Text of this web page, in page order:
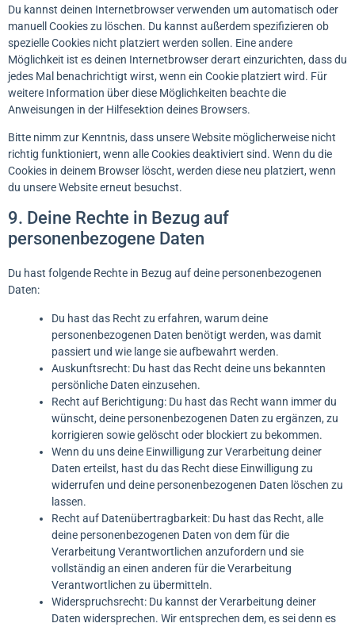
Du kannst deinen Internetbrowser verwenden um automatisch oder
manuell Cookies zu löschen. Du kannst außerdem spezifizieren ob
spezielle Cookies nicht platziert werden sollen. Eine andere
Möglichkeit ist es deinen Internetbrowser derart einzurichten, dass du
jedes Mal benachrichtigt wirst, wenn ein Cookie platziert wird. Für
weitere Information über diese Möglichkeiten beachte die
Anweisungen in der Hilfesektion deines Browsers.
Bitte nimm zur Kenntnis, dass unsere Website möglicherweise nicht
richtig funktioniert, wenn alle Cookies deaktiviert sind. Wenn du die
Cookies in deinem Browser löscht, werden diese neu platziert, wenn
du unsere Website erneut besuchst.
9. Deine Rechte in Bezug auf
personenbezogene Daten
Du hast folgende Rechte in Bezug auf deine personenbezogenen
Daten:
Du hast das Recht zu erfahren, warum deine
personenbezogenen Daten benötigt werden, was damit
passiert und wie lange sie aufbewahrt werden.
Auskunftsrecht: Du hast das Recht deine uns bekannten
persönliche Daten einzusehen.
Recht auf Berichtigung: Du hast das Recht wann immer du
wünscht, deine personenbezogenen Daten zu ergänzen, zu
korrigieren sowie gelöscht oder blockiert zu bekommen.
Wenn du uns deine Einwilligung zur Verarbeitung deiner
Daten erteilst, hast du das Recht diese Einwilligung zu
widerrufen und deine personenbezogenen Daten löschen zu
lassen.
Recht auf Datenübertragbarkeit: Du hast das Recht, alle
deine personenbezogenen Daten von dem für die
Verarbeitung Verantwortlichen anzufordern und sie
vollständig an einen anderen für die Verarbeitung
Verantwortlichen zu übermitteln.
Widerspruchsrecht: Du kannst der Verarbeitung deiner
Daten widersprechen. Wir entsprechen dem, es sei denn es